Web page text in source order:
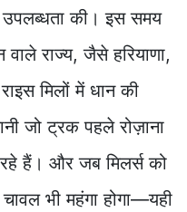
की। इस समय
राज्य, जैसे हरियाणा,
मिलों में धान की
जो ट्रक पहले रोज़ाना
हैं। और जब मिलर्स को
भी महंगा होगा—यही